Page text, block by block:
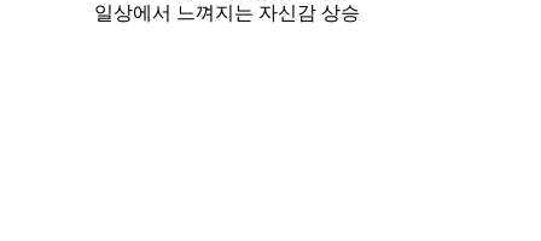
일상에서 느껴지는 자신감 상승